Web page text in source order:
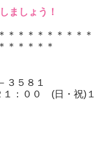
ましょう！
＊＊＊＊＊＊＊＊＊
＊＊＊＊＊
３５８１
１：００ (日・祝)１